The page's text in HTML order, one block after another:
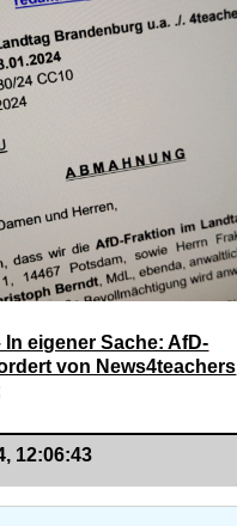
In eigener Sache: AfD-
von News4teachers
12:06:43